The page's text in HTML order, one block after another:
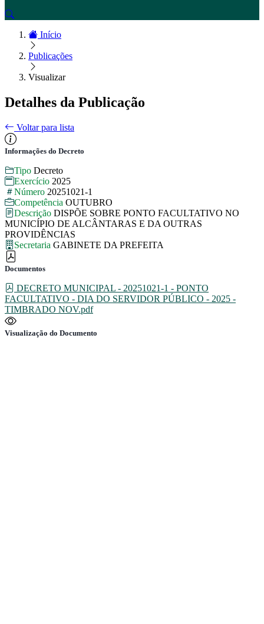
Início
Publicações
Visualizar
Detalhes da Publicação
Voltar para lista
Informações do Decreto
Tipo Decreto
Exercício 2025
Número 20251021-1
Competência OUTUBRO
Descrição DISPÕE SOBRE PONTO FACULTATIVO NO
MUNICÍPIO DE ALCÂNTARAS E DA OUTRAS
PROVIDÊNCIAS
Secretaria GABINETE DA PREFEITA
Documentos
DECRETO MUNICIPAL - 20251021-1 - PONTO
FACULTATIVO - DIA DO SERVIDOR PÚBLICO - 2025 -
TIMBRADO NOV.pdf
Visualização do Documento